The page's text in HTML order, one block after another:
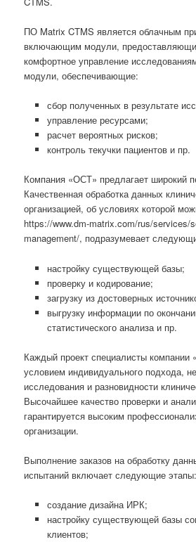
ПО Matrix CTMS является облачным
включающим модули,
комфортное управление
модули, обеспечивающие:
сбор полученных в результате
управление ресурсами;
расчет вероятных рисков;
контроль текучки пациентов и пр.
Компания «ОСТ» предлагает широкий
Качественная обработка данных
организацией, об условиях которой
https://www.dm-matrix.com/rus/services/
management/, подразумевает
настройку существующей базы;
проверку и кодирование;
загрузку из достоверных
выгрузку информации по
статистического анализа и пр.
Каждый проект специалисты
условием индивидуального подхода,
исследования и разновидности
Высочайшее качество проверки и
гарантируется высоким
организации.
Выполнение заказов на обработку
испытаний включает следующие этапы:
создание дизайна ИРК;
настройку существующей базы
клиентов;